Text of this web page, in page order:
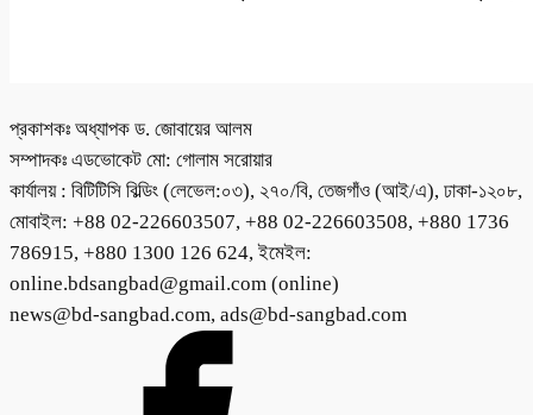
প্রকাশকঃ অধ্যাপক ড. জোবায়ের আলম
সম্পাদকঃ এডভোকেট মো: গোলাম সরোয়ার
কার্যালয় : বিটিটিসি বিল্ডিং (লেভেল:০৩), ২৭০/বি, তেজগাঁও (আই/এ), ঢাকা-১২০৮,
মোবাইল: +88 02-226603507, +88 02-226603508, +880 1736
786915, +880 1300 126 624, ইমেইল:
online.bdsangbad@gmail.com (online)
news@bd-sangbad.com, ads@bd-sangbad.com